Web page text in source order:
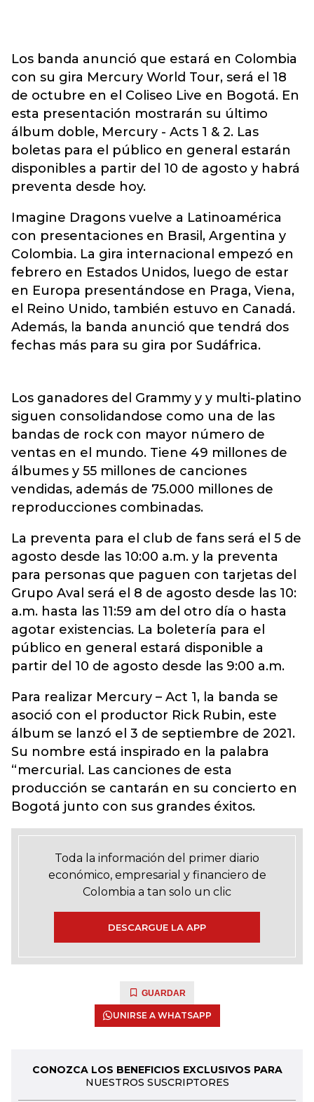
Los banda anunció que estará en Colombia
con su gira Mercury World Tour, será el 18
de octubre en el Coliseo Live en Bogotá. En
esta presentación mostrarán su último
álbum doble, Mercury - Acts 1 & 2. Las
boletas para el público en general estarán
disponibles a partir del 10 de agosto y habrá
preventa desde hoy.
Imagine Dragons vuelve a Latinoamérica
con presentaciones en Brasil, Argentina y
Colombia. La gira internacional empezó en
febrero en Estados Unidos, luego de estar
en Europa presentándose en Praga, Viena,
el Reino Unido, también estuvo en Canadá.
Además, la banda anunció que tendrá dos
fechas más para su gira por Sudáfrica.
Los ganadores del Grammy y y multi-platino
siguen consolidandose como una de las
bandas de rock con mayor número de
ventas en el mundo. Tiene 49 millones de
álbumes y 55 millones de canciones
vendidas, además de 75.000 millones de
reproducciones combinadas.
La preventa para el club de fans será el 5 de
agosto desde las 10:00 a.m. y la preventa
para personas que paguen con tarjetas del
Grupo Aval será el 8 de agosto desde las 10:
a.m. hasta las 11:59 am del otro día o hasta
agotar existencias. La boletería para el
público en general estará disponible a
partir del 10 de agosto desde las 9:00 a.m.
Para realizar Mercury – Act 1, la banda se
asoció con el productor Rick Rubin, este
álbum se lanzó el 3 de septiembre de 2021.
Su nombre está inspirado en la palabra
“mercurial. Las canciones de esta
producción se cantarán en su concierto en
Bogotá junto con sus grandes éxitos.
Toda la información del primer diario
económico, empresarial y financiero de
Colombia a tan solo un clic
DESCARGUE LA APP
GUARDAR
UNIRSE A WHATSAPP
CONOZCA LOS BENEFICIOS EXCLUSIVOS PARA
NUESTROS SUSCRIPTORES